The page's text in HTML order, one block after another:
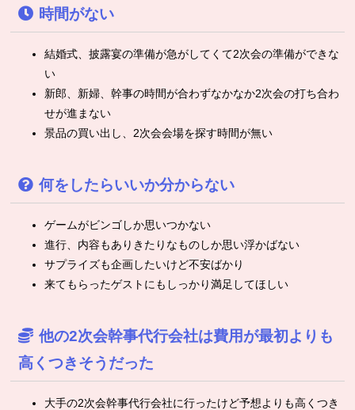
時間がない
結婚式、披露宴の準備が急がしてくて2次会の準備ができな
い
新郎、新婦、幹事の時間が合わずなかなか2次会の打ち合わ
せが進まない
景品の買い出し、2次会会場を探す時間が無い
何をしたらいいか分からない
ゲームがビンゴしか思いつかない
進行、内容もありきたりなものしか思い浮かばない
サプライズも企画したいけど不安ばかり
来てもらったゲストにもしっかり満足してほしい
他の2次会幹事代行会社は費用が最初よりも
高くつきそうだった
大手の2次会幹事代行会社に行ったけど予想よりも高くつき